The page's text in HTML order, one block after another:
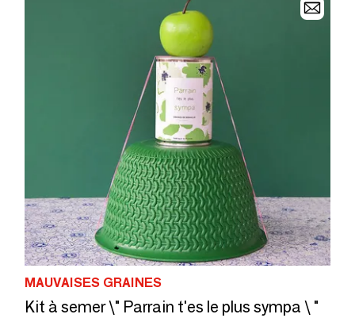
MAUVAISES GRAINES
Kit à semer \" Parrain t'es le plus sympa \ "